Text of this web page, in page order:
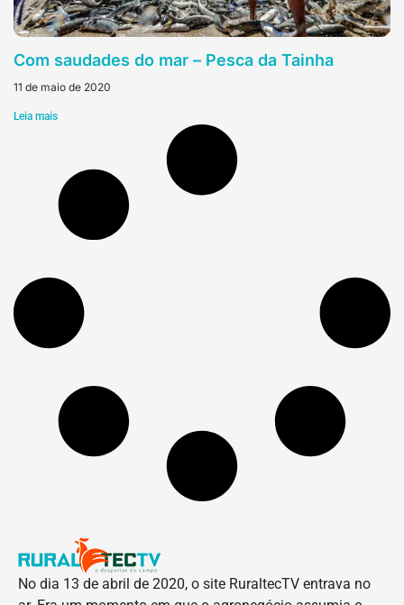
Com saudades do mar – Pesca da Tainha
11 de maio de 2020
Leia mais
No dia 13 de abril de 2020, o site RuraltecTV entrava no